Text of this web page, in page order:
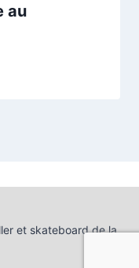
au
et skateboard de la